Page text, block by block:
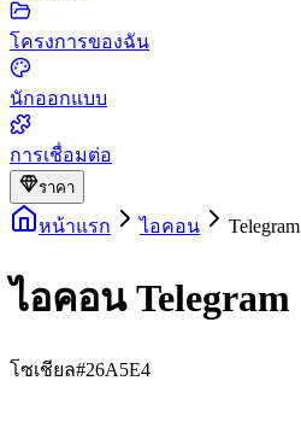
โครงการของฉัน
นักออกแบบ
การเชื่อมต่อ
ราคา
หน้าแรก ไอคอน Telegram
ไอคอน Telegram
โซเชียล#26A5E4